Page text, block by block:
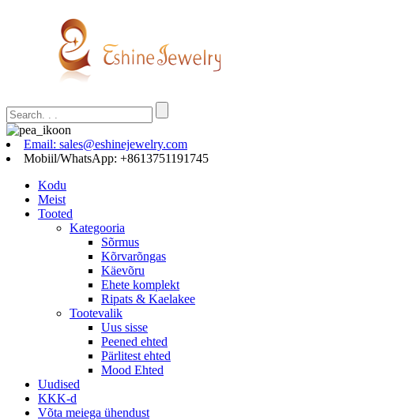
Email: sales@eshinejewelry.com
Mobiil/WhatsApp: +8613751191745
Kodu
Meist
Tooted
Kategooria
Sõrmus
Kõrvarõngas
Käevõru
Ehete komplekt
Ripats & Kaelakee
Tootevalik
Uus sisse
Peened ehted
Pärlitest ehted
Mood Ehted
Uudised
KKK-d
Võta meiega ühendust